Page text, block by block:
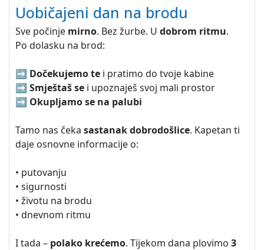
Uobičajeni dan na brodu
Sve počinje mirno. Bez žurbe. U dobrom ritmu.
Po dolasku na brod:
➡️ Dočekujemo te i pratimo do tvoje kabine
➡️ Smještaš se i upoznaješ svoj mali prostor
➡️ Okupljamo se na palubi
Tamo nas čeka sastanak dobrodošlice. Kapetan ti
daje osnovne informacije o:
• putovanju
• sigurnosti
• životu na brodu
• dnevnom ritmu
I tada – polako krećemo. Tijekom dana plovimo 3